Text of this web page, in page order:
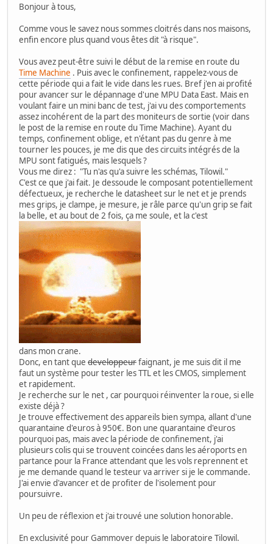
Bonjour à tous,
Comme vous le savez nous sommes cloitrés dans nos maisons,
enfin encore plus quand vous êtes dit "à risque".
Vous avez peut-être suivi le début de la remise en route du
Time Machine . Puis avec le confinement, rappelez-vous de
cette période qui a fait le vide dans les rues. Bref j'en ai profité
pour avancer sur le dépannage d'une MPU Data East. Mais en
voulant faire un mini banc de test, j'ai vu des comportements
assez incohérent de la part des moniteurs de sortie (voir dans
le post de la remise en route du Time Machine). Ayant du
temps, confinement oblige, et n'étant pas du genre à me
tourner les pouces, je me dis que des circuits intégrés de la
MPU sont fatigués, mais lesquels ?
Vous me direz : "Tu n'as qu'a suivre les schémas, Tilowil."
C'est ce que j'ai fait. Je dessoude le composant potentiellement
défectueux, je recherche le datasheet sur le net et je prends
mes grips, je clampe, je mesure, je râle parce qu'un grip se fait
la belle, et au bout de 2 fois, ça me soule, et la c'est
dans mon crane.
Donc, en tant que developpeurfaignant, je me suis dit il me
faut un système pour tester les TTL et les CMOS, simplement
et rapidement.
Je recherche sur le net , car pourquoi réinventer la roue, si elle
existe déjà ?
Je trouve effectivement des appareils bien sympa, allant d'une
quarantaine d'euros à 950€. Bon une quarantaine d'euros
pourquoi pas, mais avec la période de confinement, j'ai
plusieurs colis qui se trouvent coincées dans les aéroports en
partance pour la France attendant que les vols reprennent et
je me demande quand le testeur va arriver si je le commande.
J'ai envie d'avancer et de profiter de l'isolement pour
poursuivre.
Un peu de réflexion et j'ai trouvé une solution honorable.
En exclusivité pour Gammover depuis le laboratoire Tilowil.